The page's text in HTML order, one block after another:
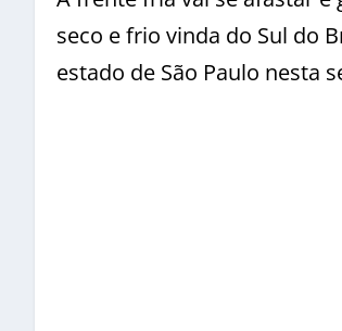
seco e frio vinda do Sul do
estado de São Paulo nesta